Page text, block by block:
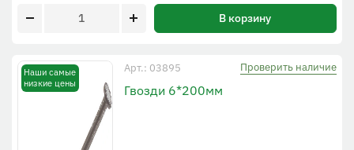
В корзину
Наши самые
низкие цены
Арт.: 03895 Проверить наличие
Гвозди 6*200мм